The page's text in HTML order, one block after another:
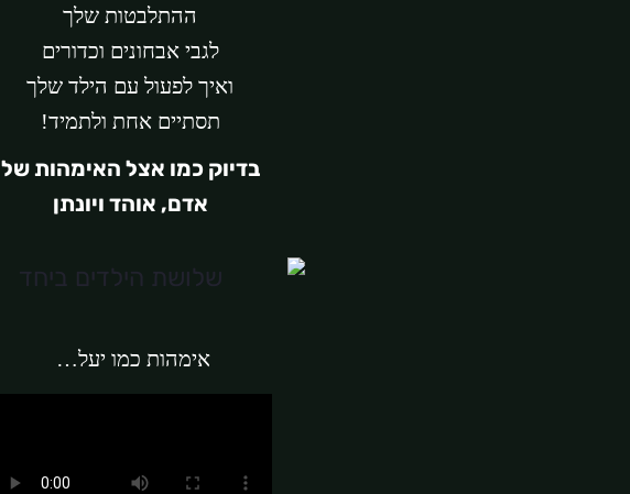
ההתלבטות שלך
לגבי אבחונים וכדורים
ואיך לפעול עם הילד שלך
תסתיים אחת ולתמיד!
בדיוק כמו אצל האימהות של
אדם, אוהד ויונתן
אימהות כמו יעל…